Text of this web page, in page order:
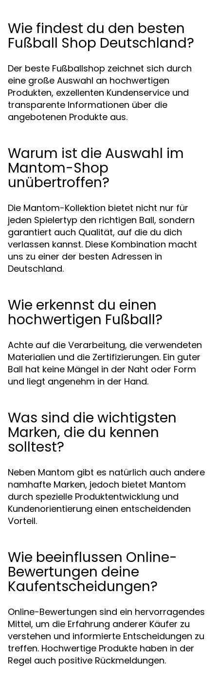
Wie findest du den besten
Fußball Shop Deutschland?
Der beste Fußballshop zeichnet sich durch
eine große Auswahl an hochwertigen
Produkten, exzellenten Kundenservice und
transparente Informationen über die
angebotenen Produkte aus.
Warum ist die Auswahl im
Mantom-Shop
unübertroffen?
Die Mantom-Kollektion bietet nicht nur für
jeden Spielertyp den richtigen Ball, sondern
garantiert auch Qualität, auf die du dich
verlassen kannst. Diese Kombination macht
uns zu einer der besten Adressen in
Deutschland.
Wie erkennst du einen
hochwertigen Fußball?
Achte auf die Verarbeitung, die verwendeten
Materialien und die Zertifizierungen. Ein guter
Ball hat keine Mängel in der Naht oder Form
und liegt angenehm in der Hand.
Was sind die wichtigsten
Marken, die du kennen
solltest?
Neben Mantom gibt es natürlich auch andere
namhafte Marken, jedoch bietet Mantom
durch spezielle Produktentwicklung und
Kundenorientierung einen entscheidenden
Vorteil.
Wie beeinflussen Online-
Bewertungen deine
Kaufentscheidungen?
Online-Bewertungen sind ein hervorragendes
Mittel, um die Erfahrung anderer Käufer zu
verstehen und informierte Entscheidungen zu
treffen. Hochwertige Produkte haben in der
Regel auch positive Rückmeldungen.